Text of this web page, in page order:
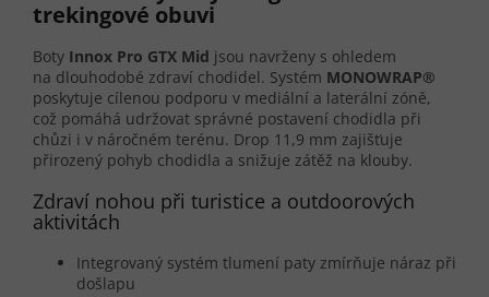
trekingové obuvi
Boty Innox Pro GTX Mid jsou navrženy s ohledem
na dlouhodobé zdraví chodidel. Systém MONOWRAP®
poskytuje cílenou podporu v mediální a laterální zóně,
což pomáhá udržovat správné postavení chodidla při
chůzi i v náročném terénu. Drop 11,9 mm zajišťuje
přirozený pohyb chodidla a snižuje zátěž na klouby.
Zdraví nohou při turistice a outdoorových
aktivitách
Integrovaný systém tlumení paty zmírňuje náraz při
došlapu